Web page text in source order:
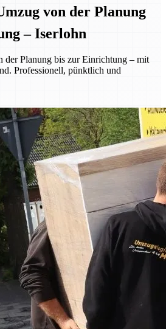
von der Planung
– Iserlohn
der Planung bis zur Einrichtung – mit
Professionell, pünktlich und